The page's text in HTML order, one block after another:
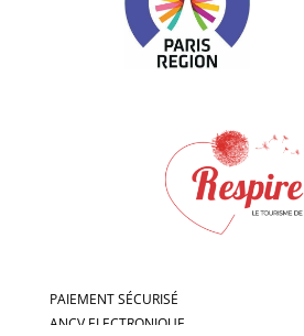
PAIEMENT SÉCURISÉ
ANCV ELECTRONIQUE